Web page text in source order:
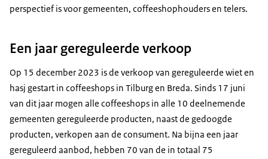
perspectief is voor gemeenten, coffeeshophouders en telers.
Een jaar gereguleerde verkoop
Op 15 december 2023 is de verkoop van gereguleerde wiet en
hasj gestart in coffeeshops in Tilburg en Breda. Sinds 17 juni
van dit jaar mogen alle coffeeshops in alle 10 deelnemende
gemeenten gereguleerde producten, naast de gedoogde
producten, verkopen aan de consument. Na bijna een jaar
gereguleerd aanbod, hebben 70 van de in totaal 75